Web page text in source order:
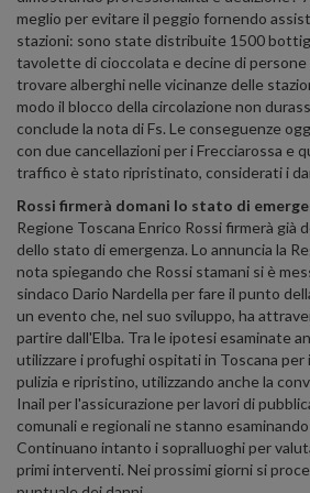
meglio per evitare il peggio fornendo
stazioni: sono state distribuite 1500
tavolette di cioccolata e decine di
trovare alberghi nelle vicinanze delle
modo il blocco della circolazione non
conclude la nota di Fs. Le conseguenze
con due cancellazioni per i Frecciarossa e
traffico è stato ripristinato, considerati i
Rossi firmerà domani lo stato di
Regione Toscana Enrico Rossi firmerà già
dello stato di emergenza. Lo annuncia la
nota spiegando che Rossi stamani si è
sindaco Dario Nardella per fare il punto
un evento che, nel suo sviluppo, ha
partire dall'Elba. Tra le ipotesi esaminate
utilizzare i profughi ospitati in Toscana
pulizia e ripristino, utilizzando anche la
Inail per l'assicurazione per lavori di
comunali e regionali ne stanno
Continuano intanto i sopralluoghi per
primi interventi. Nei prossimi giorni si